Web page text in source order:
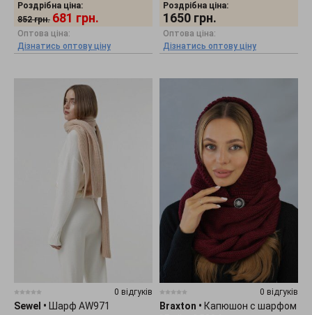
Роздрібна ціна:
852 грн. 681 грн.
Оптова ціна:
Дізнатись оптову ціну
Роздрібна ціна:
1650 грн.
Оптова ціна:
Дізнатись оптову ціну
0 відгуків
Sewel • Шарф AW971
0 відгуків
Braxton • Капюшон с шарфом